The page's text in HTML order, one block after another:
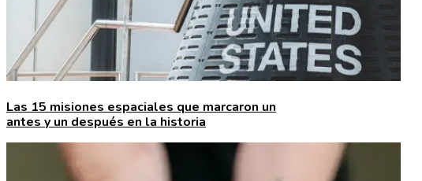
Las 15 misiones espaciales que marcaron un
antes y un después en la historia